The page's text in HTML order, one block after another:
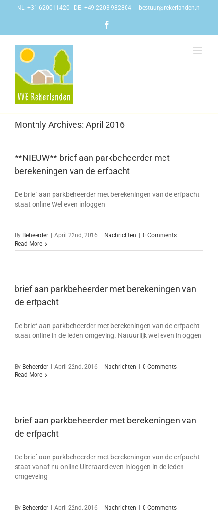
to
NL: +31 620011420 | DE: +49 2203 982804 bestuur@rekerlanden.nl
Monthly Archives: April 2016
**NIEUW** brief aan parkbeheerder met
berekeningen van de erfpacht
De brief aan parkbeheerder met berekeningen van de erfpacht
staat online Wel even inloggen
By Beheerder April 22nd, 2016 Nachrichten
0 Comments
Read More
brief aan parkbeheerder met berekeningen van
de erfpacht
De brief aan parkbeheerder met berekeningen van de erfpacht
staat online in de leden omgeving. Natuurlijk wel even inloggen
By Beheerder April 22nd, 2016 Nachrichten
0 Comments
Read More
brief aan parkbeheerder met berekeningen van
de erfpacht
De brief aan parkbeheerder met berekeningen van de erfpacht
staat vanaf nu online Uiteraard even inloggen in de leden
omgeveing
By Beheerder April 22nd, 2016 Nachrichten
0 Comments